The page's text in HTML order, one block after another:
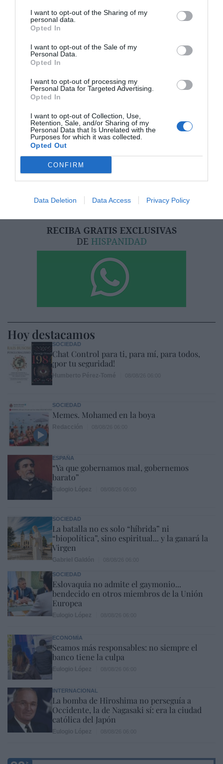
I want to opt-out of the Sharing of my
personal data.
Opted In
I want to opt-out of the Sale of my
Personal Data.
Opted In
I want to opt-out of processing my
Personal Data for Targeted Advertising.
Opted In
I want to opt-out of Collection, Use,
Retention, Sale, and/or Sharing of my
Personal Data that Is Unrelated with the
Purposes for which it was collected.
Opted Out
CONFIRM
Data Deletion Data Access Privacy Policy
¿Te ha interesado este artículo?
en tu correo lo más destacado de Hispanidad
He leído y acepto las
Hoy destacamos
SOCIEDAD
Chat Control para ti, para mí, para todos,
¡por tu seguridad!
SOCIEDAD
Memes. Mohamed en la boya
ESPAÑA
“Ya que gobernamos mal, gobernemos
barato”
SOCIEDAD
La batalla no es solo “híbrida” ni
“biopolítica”, sino espiritual... y la ganará la
Virgen
SOCIEDAD
Eslovaquia no admite el gaymonio...
bendecido en otros miembros de la Unión
Europea
ECONOMÍA
Seamos más responsables: no siempre el
banco tiene la culpa
INTERNACIONAL
La bomba de Hiroshima no perseguía a
Occidente, la de Nagasaki sí: era la ciudad
católica del Japón